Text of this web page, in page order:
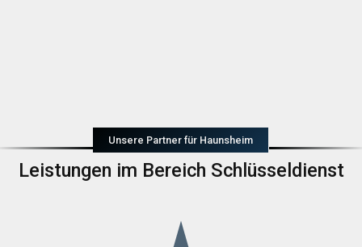
Unsere Partner für Haunsheim
Leistungen im Bereich Schlüsseldienst